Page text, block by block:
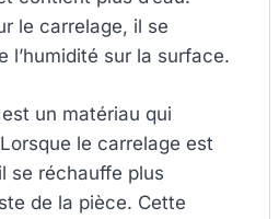
le carrelage, il se
l’humidité sur la surface.
un matériau qui
le carrelage est
se réchauffe plus
de la pièce. Cette